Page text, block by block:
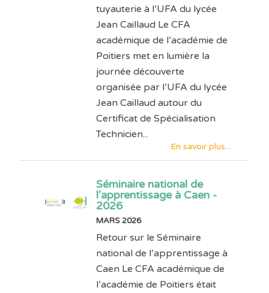
tuyauterie à l’UFA du lycée
Jean Caillaud Le CFA
académique de l’académie de
Poitiers met en lumière la
journée découverte
organisée par l’UFA du lycée
Jean Caillaud autour du
Certificat de Spécialisation
Technicien...
En savoir plus...
Séminaire national de
l’apprentissage à Caen -
2026
MARS 2026
Retour sur le Séminaire
national de l’apprentissage à
Caen Le CFA académique de
l’académie de Poitiers était